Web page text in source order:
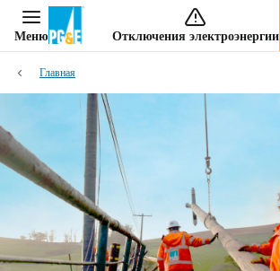
Меню Отключения электроэнергии
Главная